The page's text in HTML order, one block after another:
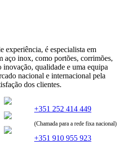
experiência, é especialista em
aço inox, como portões, corrimões,
qualidade e uma equipa
nacional e internacional pela
dos clientes.
+351 252 414 449
(Chamada para a rede fixa nacional)
+351 910 955 923